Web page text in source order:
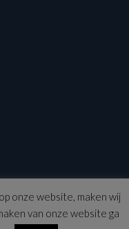
onze website, maken wij
van onze website ga